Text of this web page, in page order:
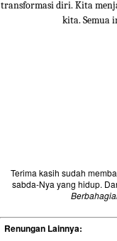
transformasi diri. Kita
kita. Semua
Terima kasih sudah
sabda-Nya yang hidup.
Renungan Lainnya: